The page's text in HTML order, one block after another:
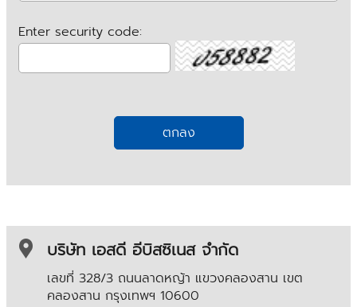
Enter security code:
บริษัท เอสดี อีบิสซิเนส จำกัด
เลขที่ 328/3 ถนนลาดหญ้า แขวงคลองสาน เขต
คลองสาน กรุงเทพฯ 10600